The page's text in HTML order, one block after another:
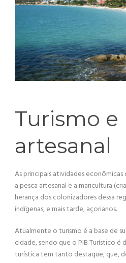
Turismo e
artesanal
As principais atividades
a pesca artesanal e a maricultura
herança dos colonizadores dessa
indígenas, e mais tarde, açorianos.
Atualmente o turismo é a base de
cidade, sendo que o PIB Turístico é
turística tem tanto destaque, que,